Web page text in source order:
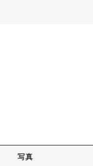
写真